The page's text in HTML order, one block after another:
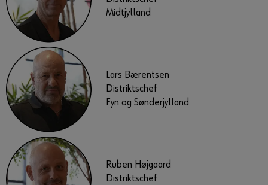
Midtjylland
Lars Bærentsen
Distriktschef
Fyn og Sønderjylland
Ruben Højgaard
Distriktschef